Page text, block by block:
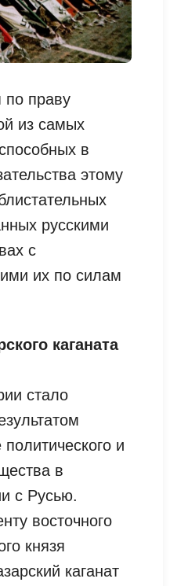
по праву
из самых
в
этому
русскими
с
их по силам
каганата
стало
и
в
с Русью.
восточного
князя
каганат